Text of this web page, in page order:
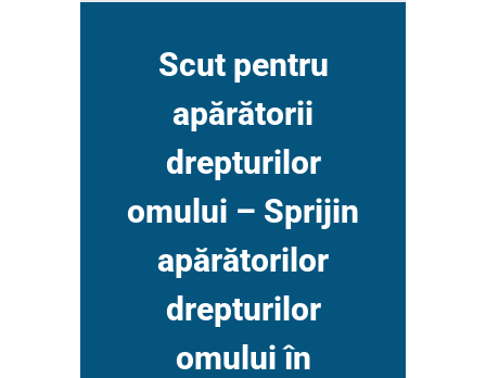
Scut pentru
apărătorii
drepturilor
omului – Sprijin
apărătorilor
drepturilor
omului în